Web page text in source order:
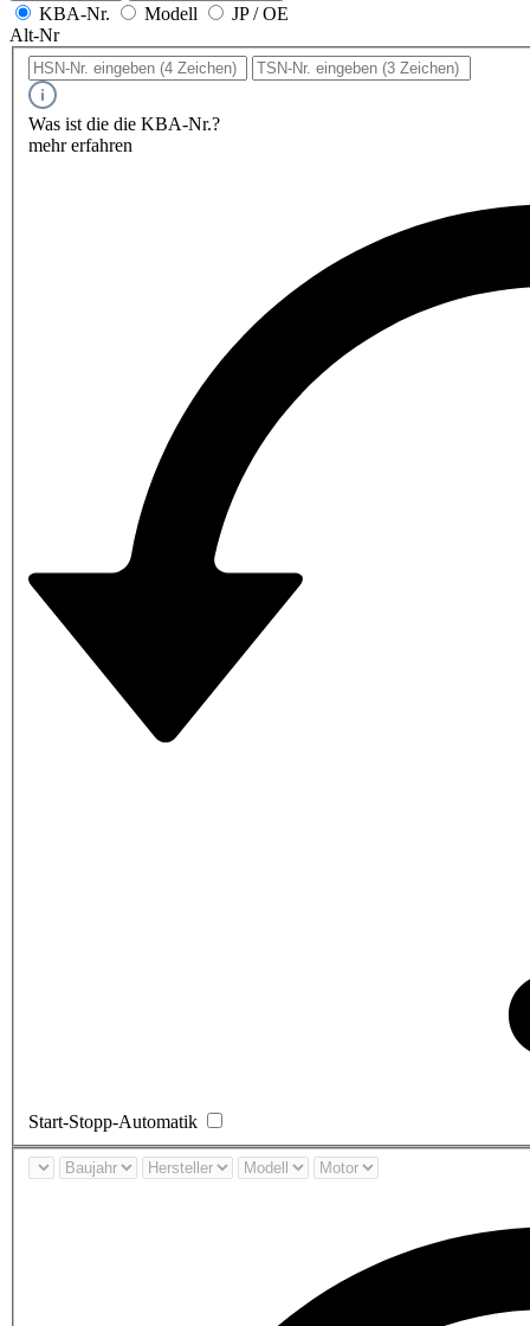
KBA-Nr. Modell
JP / OE
Alt-Nr
Was ist die die KBA-Nr.?
mehr erfahren
Start-Stopp-Automatik